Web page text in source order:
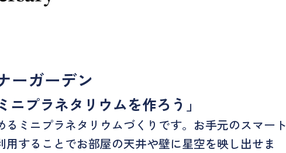
ーガーデン
ニプラネタリウムを作ろう」
るミニプラネタリウムづくりです。お手元のスマート
用することでお部屋の天井や壁に星空を映し出せま